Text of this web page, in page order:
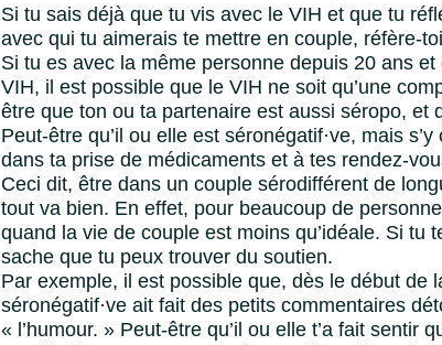
Si tu sais déjà que tu vis avec le VIH et que tu
avec qui tu aimerais te mettre en couple, réfère-
Si tu es avec la même personne depuis 20 ans
VIH, il est possible que le VIH ne soit qu’une
être que ton ou ta partenaire est aussi séropo, et
Peut-être qu’il ou elle est séronégatif·ve, mais
dans ta prise de médicaments et à tes rendez-
Ceci dit, être dans un couple sérodifférent de
tout va bien. En effet, pour beaucoup de
quand la vie de couple est moins qu’idéale. Si tu
sache que tu peux trouver du soutien.
Par exemple, il est possible que, dès le début de
séronégatif·ve ait fait des petits commentaires
« l’humour. » Peut-être qu’il ou elle t’a fait sentir